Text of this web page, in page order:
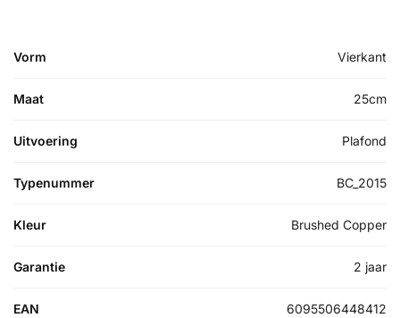
Vorm Vierkant
Maat 25cm
Uitvoering Plafond
Typenummer BC_2015
Kleur Brushed Copper
Garantie 2 jaar
EAN 6095506448412